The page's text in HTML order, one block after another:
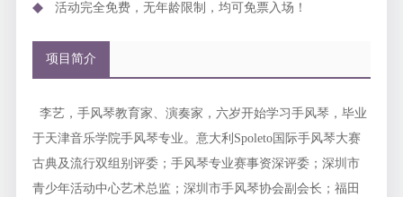
活动完全免费，无年龄限制，均可免票入场！
项目简介
李艺，手风琴教育家、演奏家，六岁开始学习手风琴，毕业
于天津音乐学院手风琴专业。意大利Spoleto国际手风琴大赛
古典及流行双组别评委；手风琴专业赛事资深评委；深圳市
青少年活动中心艺术总监；深圳市手风琴协会副会长；福田